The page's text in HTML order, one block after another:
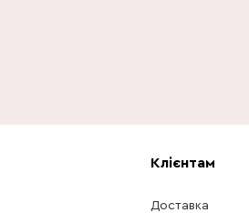
Клієнтам
Доставка